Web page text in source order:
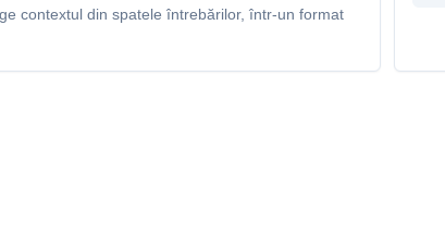
contextul din spatele întrebărilor, într-un format